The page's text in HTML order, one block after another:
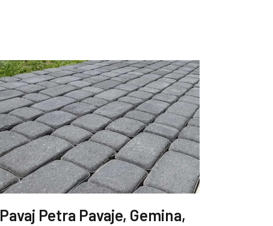
Pavaj Petra Pavaje, Gemina,